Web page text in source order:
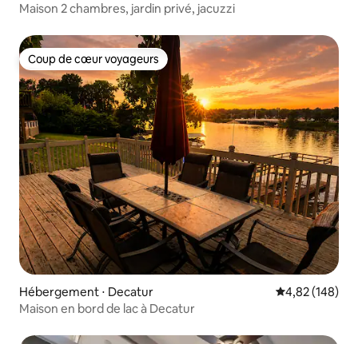
Maison 2 chambres, jardin privé, jacuzzi
Coup de cœur voyageurs
Coup de cœur voyageurs
Hébergement ⋅ Decatur Évaluation
4,82 (148)
Maison en bord de lac à Decatur